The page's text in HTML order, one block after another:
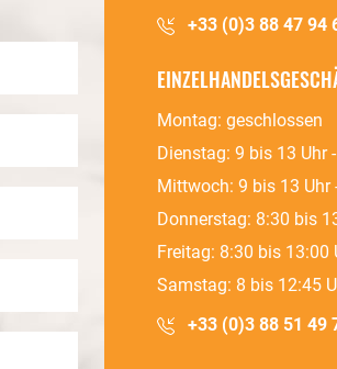
+33 (0)3 88 47 94
Montag: geschlossen
Dienstag: 9 bis 13 Uhr
Mittwoch: 9 bis 13 Uhr
Donnerstag: 8:30 bis
Freitag: 8:30 bis 13:00
Samstag: 8 bis 12:45
+33 (0)3 88 51 49